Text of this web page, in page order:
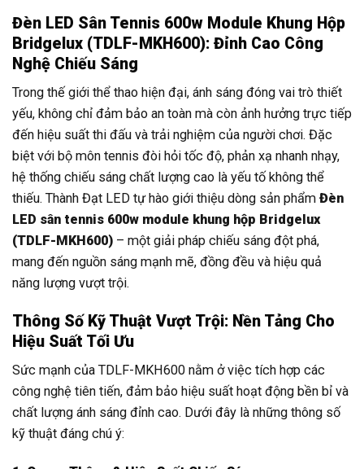
Đèn LED Sân Tennis 600w Module Khung Hộp
Bridgelux (TDLF-MKH600): Đỉnh Cao Công
Nghệ Chiếu Sáng
Trong thế giới thể thao hiện đại, ánh sáng đóng vai trò thiết
yếu, không chỉ đảm bảo an toàn mà còn ảnh hưởng trực tiếp
đến hiệu suất thi đấu và trải nghiệm của người chơi. Đặc
biệt với bộ môn tennis đòi hỏi tốc độ, phản xạ nhanh nhạy,
hệ thống chiếu sáng chất lượng cao là yếu tố không thể
thiếu. Thành Đạt LED tự hào giới thiệu dòng sản phẩm Đèn
LED sân tennis 600w module khung hộp Bridgelux
(TDLF-MKH600) – một giải pháp chiếu sáng đột phá,
mang đến nguồn sáng mạnh mẽ, đồng đều và hiệu quả
năng lượng vượt trội.
Thông Số Kỹ Thuật Vượt Trội: Nền Tảng Cho
Hiệu Suất Tối Ưu
Sức mạnh của TDLF-MKH600 nằm ở việc tích hợp các
công nghệ tiên tiến, đảm bảo hiệu suất hoạt động bền bỉ và
chất lượng ánh sáng đỉnh cao. Dưới đây là những thông số
kỹ thuật đáng chú ý: